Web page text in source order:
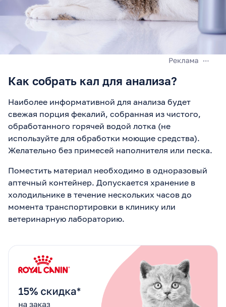
Как собрать кал для анализа?
Наиболее информативной для анализа будет
свежая порция фекалий, собранная из чистого,
обработанного горячей водой лотка (не
используйте для обработки моющие средства).
Желательно без примесей наполнителя или песка.
Поместить материал необходимо в одноразовый
аптечный контейнер. Допускается хранение в
холодильнике в течение нескольких часов до
момента транспортировки в клинику или
ветеринарную лабораторию.